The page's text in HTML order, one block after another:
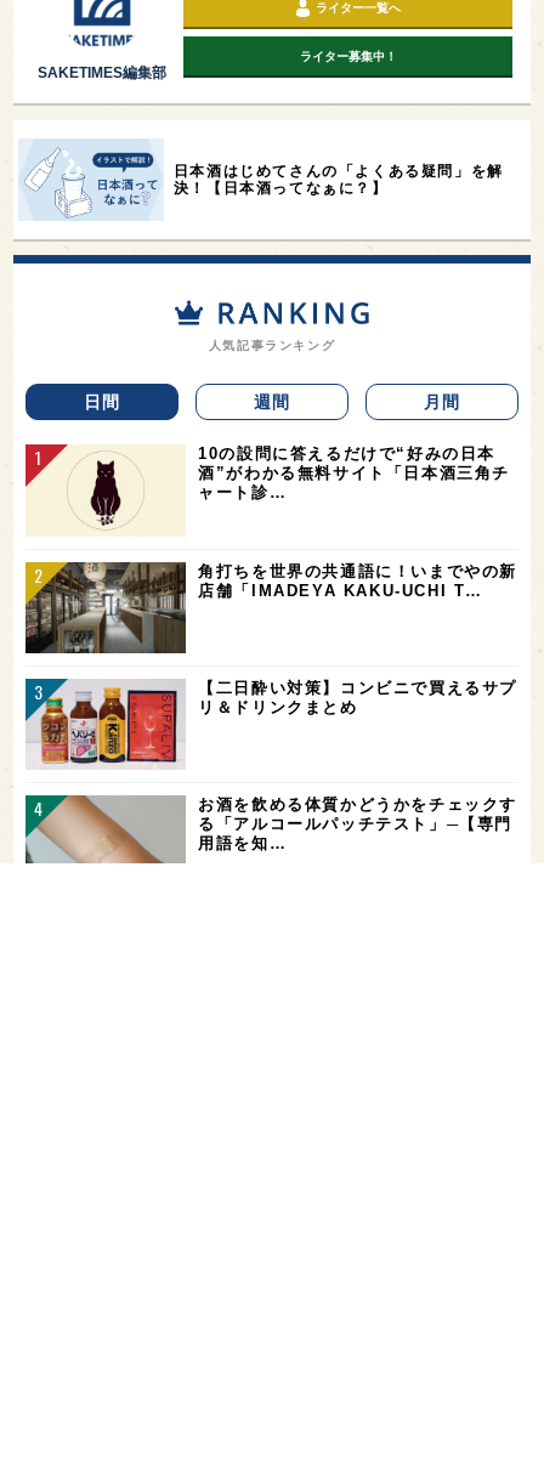
SAKETIMES編集部
ライター一覧へ
ライター募集中！
日本酒はじめてさんの「よくある疑問」を解
決！【日本酒ってなぁに？】
人気記事ランキング
日間 週間 月間
10の設問に答えるだけで“好みの日本
酒”がわかる無料サイト「日本酒三角チ
ャート診…
角打ちを世界の共通語に！いまでやの新
店舗「IMADEYA KAKU-UCHI T…
【二日酔い対策】コンビニで買えるサプ
リ＆ドリンクまとめ
お酒を飲める体質かどうかをチェックす
る「アルコールパッチテスト」─【専門
用語を知…